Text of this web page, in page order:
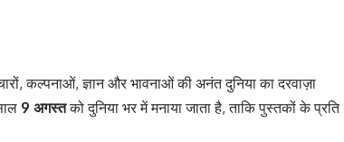
कल्पनाओं, ज्ञान और भावनाओं की अनंत दुनिया का दरवाज़ा
9 अगस्तको दुनिया भर में मनाया जाता है, ताकि पुस्तकों के प्रति